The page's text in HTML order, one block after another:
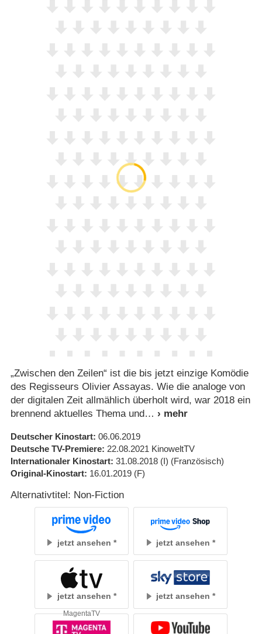
„Zwischen den Zeilen“ ist die bis jetzt einzige Komödie
des Regisseurs Olivier Assayas. Wie die analoge von
der digitalen Zeit allmählich überholt wird, war 2018 ein
brennend aktuelles Thema und
Deutscher Kinostart 06.06.2019
Deutsche TV-Premiere 22.08.2021 KinoweltTV
Internationaler Kinostart 31.08.2018 (I) (Französisch)
Original-Kinostart 16.01.2019 (F)
Alternativtitel: Non-Fiction
jetzt ansehen jetzt ansehen
jetzt ansehen jetzt ansehen
MagentaTV